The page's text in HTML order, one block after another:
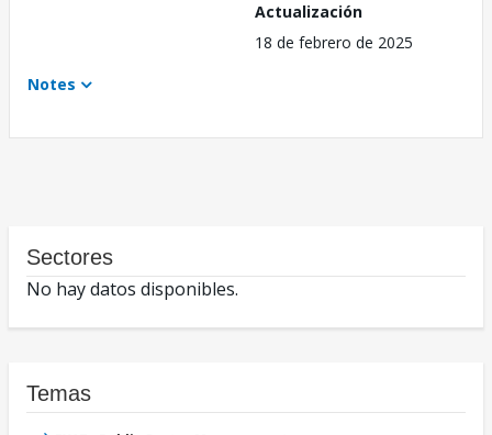
Actualización
18 de febrero de 2025
Notes
Sectores
No hay datos disponibles.
Temas